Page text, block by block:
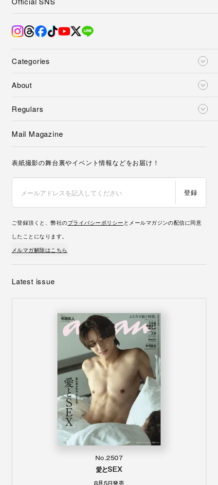
Categories
About
Regulars
Mail Magazine
表紙撮影の舞台裏やイベント情報などをお届け！
登録
ご登録頂くと、弊社のプライバシーポリシー とメールマガジンの配信に同意
したことになります。
メルマガ解除はこちら
Latest issue
No.2507
愛とSEX
8月5日発売